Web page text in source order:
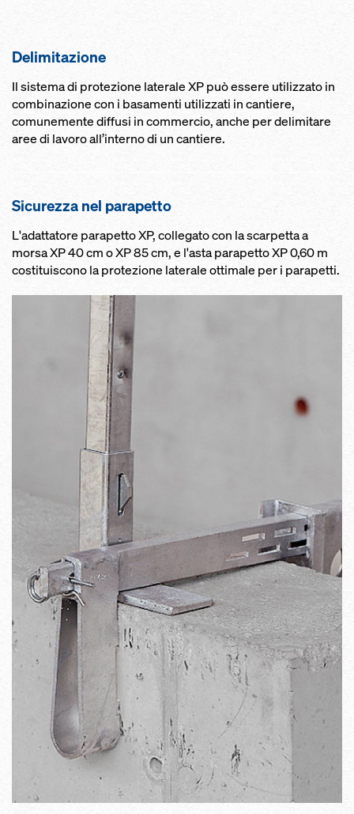
Delimitazione
Il sistema di protezione laterale XP può essere utilizzato in
combinazione con i basamenti utilizzati in cantiere,
comunemente diffusi in commercio, anche per delimitare
aree di lavoro all’interno di un cantiere.
Sicurezza nel para­petto
L'adattatore parapetto XP, collegato con la scarpetta a
morsa XP 40 cm o XP 85 cm, e l'asta parapetto XP 0,60 m
costituiscono la protezione laterale ottimale per i parapetti.